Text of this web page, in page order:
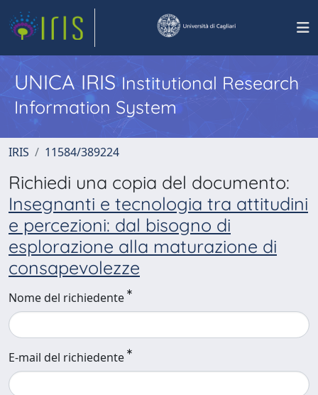
UNICA IRISInstitutional Research
Information System
IRIS 11584/389224
Richiedi una copia del documento:
Insegnanti e tecnologia tra attitudini
e percezioni: dal bisogno di
esplorazione alla maturazione di
consapevolezze
Nome del richiedente
E-mail del richiedente